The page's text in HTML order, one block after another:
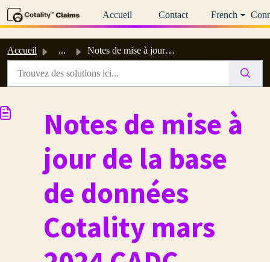
Accueil
Contact French
Accueil ... Notes de mise à jour de la base de données Cotality mars ...
Notes de mise à
jour de la base
de données
Cotality mars